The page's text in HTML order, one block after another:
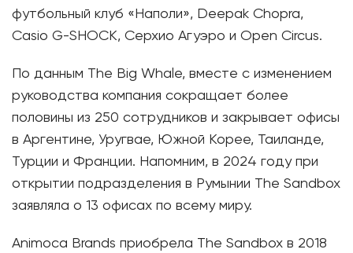
футбольный клуб «Наполи», Deepak Chopra,
Casio G-SHOCK, Серхио Агуэро и Open Circus.
По данным The Big Whale, вместе с изменением
руководства компания сокращает более
половины из 250 сотрудников и закрывает офисы
в Аргентине, Уругвае, Южной Корее, Таиланде,
Турции и Франции. Напомним, в 2024 году при
открытии подразделения в Румынии The Sandbox
заявляла о 13 офисах по всему миру.
Animoca Brands приобрела The Sandbox в 2018